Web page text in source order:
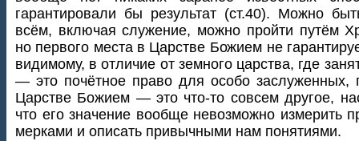
гарантировали бы результат (ст.40). Можно
всём, включая служение, можно пройти путём
но первого места в Царстве Божием не
видимому, в отличие от земного царства, где
— это почётное право для особо заслуженных,
Царстве Божием — это что-то совсем другое,
что его значение вообще невозможно измерить
мерками и описать привычными нам понятиями.